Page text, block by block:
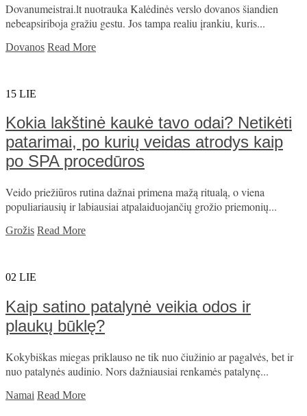
Dovanumeistrai.lt nuotrauka Kalėdinės verslo dovanos šiandien
nebeapsiriboja gražiu gestu. Jos tampa realiu įrankiu, kuris...
Dovanos Read More
15 LIE
Kokia lakštinė kaukė tavo odai? Netikėti
patarimai, po kurių veidas atrodys kaip
po SPA procedūros
Veido priežiūros rutina dažnai primena mažą ritualą, o viena
populiariausių ir labiausiai atpalaiduojančių grožio priemonių...
Grožis Read More
02 LIE
Kaip satino patalynė veikia odos ir
plaukų būklę?
Kokybiškas miegas priklauso ne tik nuo čiužinio ar pagalvės, bet ir
nuo patalynės audinio. Nors dažniausiai renkamės patalynę...
Namai Read More